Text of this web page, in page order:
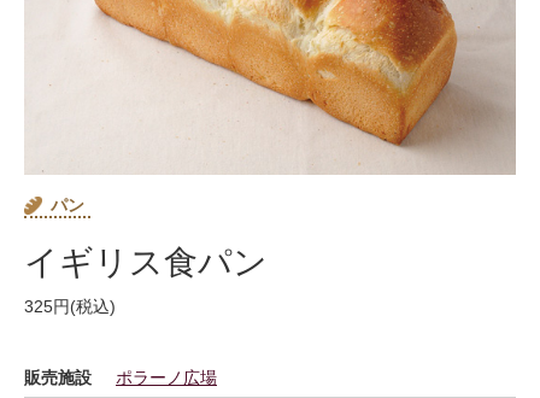
パン
イギリス食パン
325円(税込)
販売施設 ポラーノ広場